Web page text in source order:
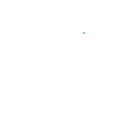
Започнете днес